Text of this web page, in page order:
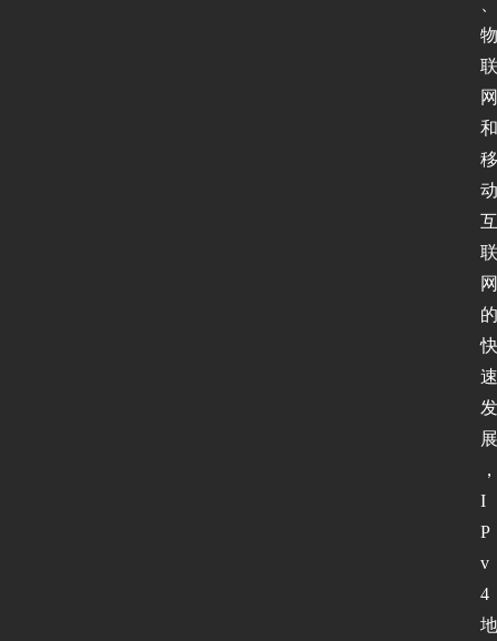
物
联
网
和
移
动
互
联
网
的
快
速
发
展
，
I
P
v
4
地